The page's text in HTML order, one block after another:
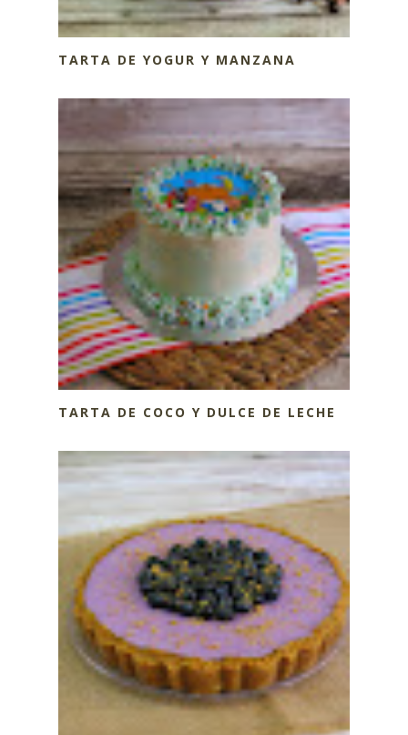
TARTA DE YOGUR Y MANZANA
TARTA DE COCO Y DULCE DE LECHE